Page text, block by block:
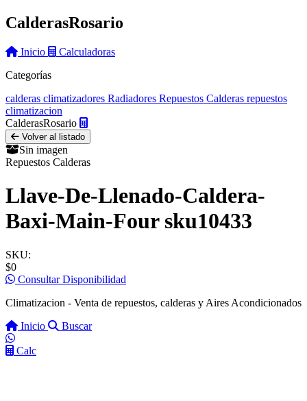
CalderasRosario
Inicio
Calculadoras
Categorías
calderas climatizadores Radiadores Repuestos Calderas repuestos
climatizacion
CalderasRosario
Volver al listado
Sin imagen
Repuestos Calderas
Llave-De-Llenado-Caldera-
Baxi-Main-Four sku10433
SKU:
$0
Consultar Disponibilidad
Climatizacion - Venta de repuestos, calderas y Aires Acondicionados
Inicio
Buscar
Calc